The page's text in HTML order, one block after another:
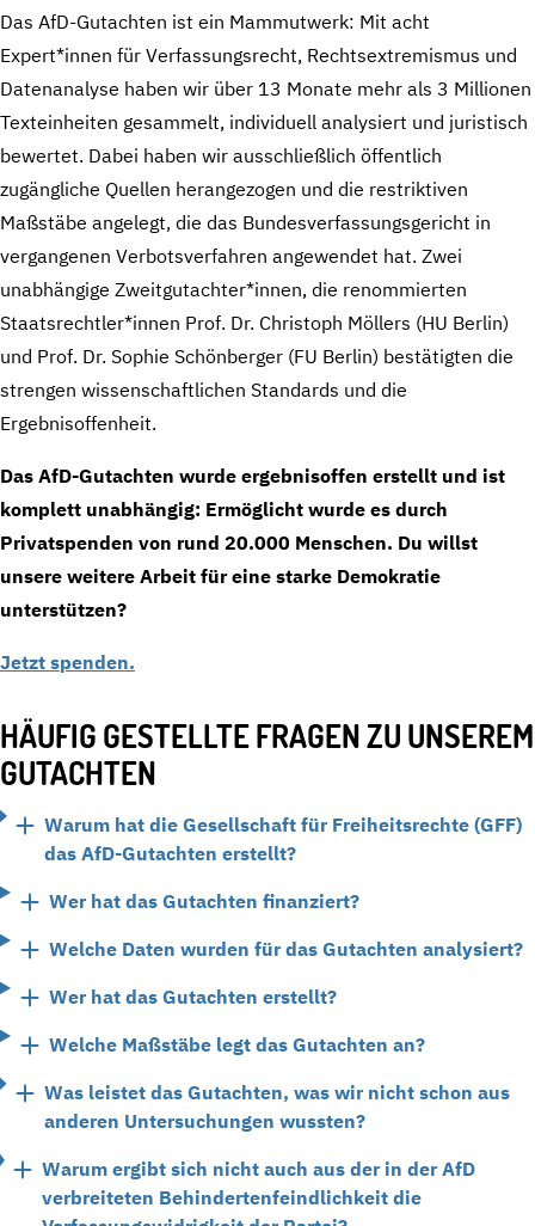
Das AfD-Gutachten ist ein Mammutwerk: Mit acht
Expert*innen für Verfassungsrecht, Rechtsextremismus und
Datenanalyse haben wir über 13 Monate mehr als 3 Millionen
Texteinheiten gesammelt, individuell analysiert und juristisch
bewertet. Dabei haben wir ausschließlich öffentlich
zugängliche Quellen herangezogen und die restriktiven
Maßstäbe angelegt, die das Bundesverfassungsgericht in
vergangenen Verbotsverfahren angewendet hat. Zwei
unabhängige Zweitgutachter*innen, die renommierten
Staatsrechtler*innen Prof. Dr. Christoph Möllers (HU Berlin)
und Prof. Dr. Sophie Schönberger (FU Berlin) bestätigten die
strengen wissenschaftlichen Standards und die
Ergebnisoffenheit.
Das AfD-Gutachten wurde ergebnisoffen erstellt und ist
komplett unabhängig: Ermöglicht wurde es durch
Privatspenden von rund 20.000 Menschen. Du willst
unsere weitere Arbeit für eine starke Demokratie
unterstützen?
Jetzt spenden.
HÄUFIG GESTELLTE FRAGEN ZU UNSEREM
GUTACHTEN
Warum hat die Gesellschaft für Freiheitsrechte (GFF)
das AfD-Gutachten erstellt?
Wer hat das Gutachten finanziert?
Welche Daten wurden für das Gutachten analysiert?
Wer hat das Gutachten erstellt?
Welche Maßstäbe legt das Gutachten an?
Was leistet das Gutachten, was wir nicht schon aus
anderen Untersuchungen wussten?
Warum ergibt sich nicht auch aus der in der AfD
verbreiteten Behindertenfeindlichkeit die